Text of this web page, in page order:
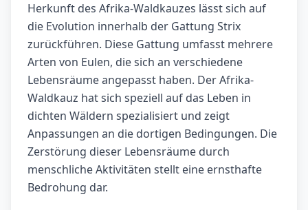
Herkunft des Afrika-Waldkauzes lässt sich auf
die Evolution innerhalb der Gattung Strix
zurückführen. Diese Gattung umfasst mehrere
Arten von Eulen, die sich an verschiedene
Lebensräume angepasst haben. Der Afrika-
Waldkauz hat sich speziell auf das Leben in
dichten Wäldern spezialisiert und zeigt
Anpassungen an die dortigen Bedingungen. Die
Zerstörung dieser Lebensräume durch
menschliche Aktivitäten stellt eine ernsthafte
Bedrohung dar.